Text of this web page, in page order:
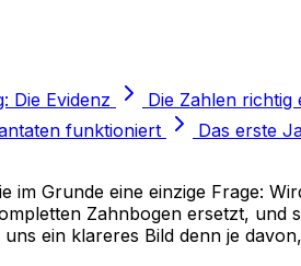
Die Evidenz Die Zahlen richtig
funktioniert Das erste
Grunde eine einzige Frage:
Zahnbogen ersetzt,
ein klareres Bild denn je